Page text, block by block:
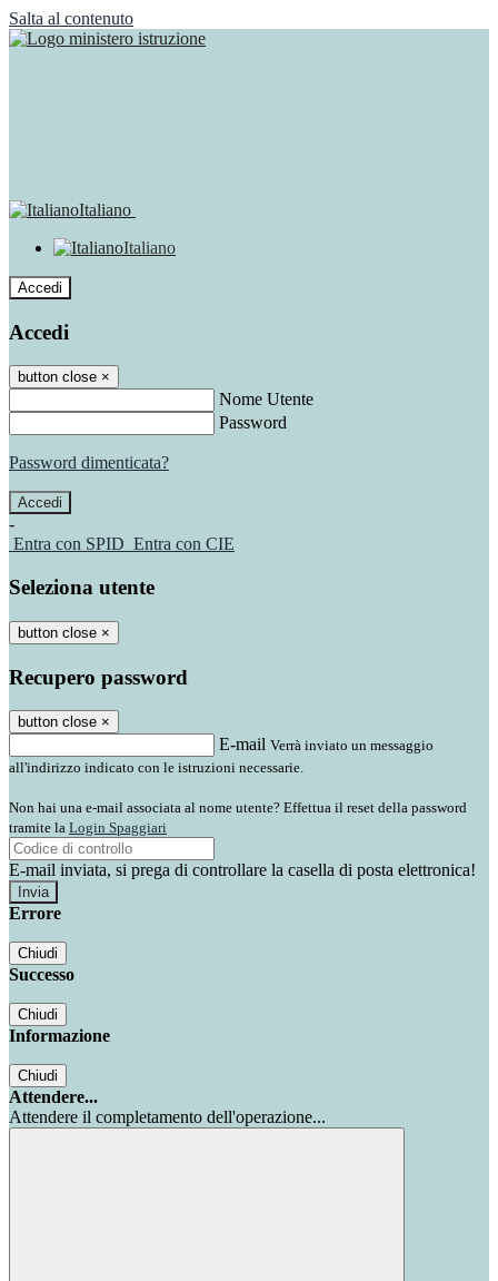
Salta al contenuto
Italiano
Italiano
Accedi
Accedi
button close ×
Nome Utente
Password
Password dimenticata?
-
Entra con SPID Entra con CIE
Seleziona utente
button close ×
Recupero password
button close ×
E-mail Verrà inviato un messaggio
all'indirizzo indicato con le istruzioni necessarie.
Non hai una e-mail associata al nome utente? Effettua il reset della password
tramite la Login Spaggiari
E-mail inviata, si prega di controllare la casella di posta elettronica!
Errore
Chiudi
Successo
Chiudi
Informazione
Chiudi
Attendere...
Attendere il completamento dell'operazione...